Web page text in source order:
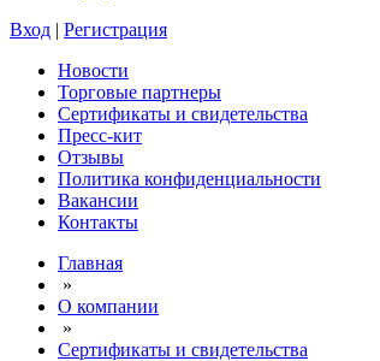
Вход | Регистрация
Новости
Торговые партнеры
Сертификаты и свидетельства
Пресс-кит
Отзывы
Политика конфиденциальности
Вакансии
Контакты
Главная
»
О компании
»
Сертификаты и свидетельства